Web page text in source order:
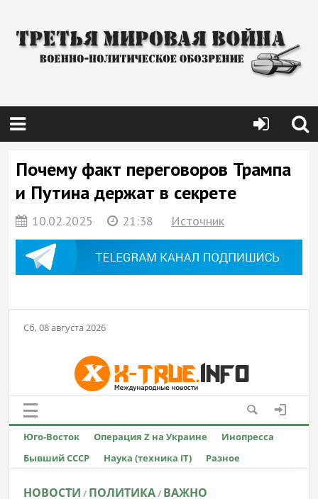
Почему факт переговоров Трампа
и Путина держат в секрете
10.02.2025 21:38 Источник